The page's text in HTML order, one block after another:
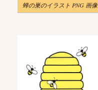
蜂の巣のイラスト PNG 画像